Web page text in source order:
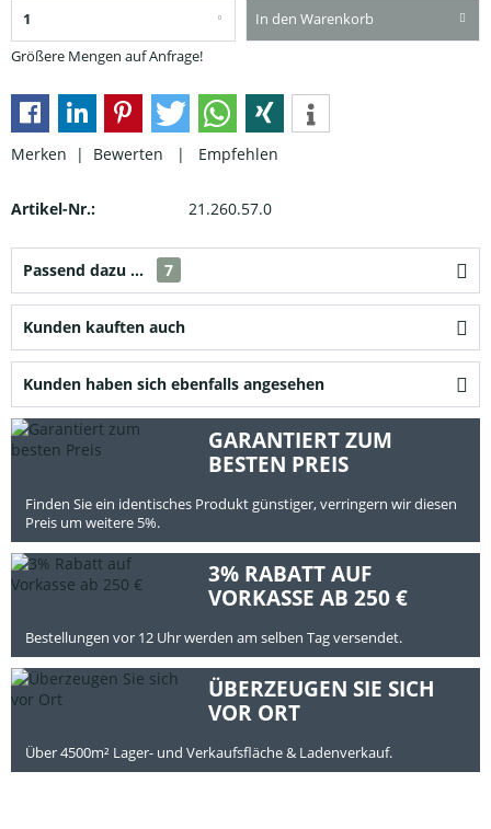
Größere Mengen auf Anfrage!
In den Warenkorb
Merken | Bewerten | Empfehlen
Artikel-Nr.: 21.260.57.0
Passend dazu ... 7
Kunden kauften auch
Kunden haben sich ebenfalls angesehen
GARANTIERT ZUM
BESTEN PREIS
Finden Sie ein identisches Produkt günstiger, verringern wir diesen
Preis um weitere 5%.
3% RABATT AUF
VORKASSE AB 250 €
Bestellungen vor 12 Uhr werden am selben Tag versendet.
ÜBERZEUGEN SIE SICH
VOR ORT
Über 4500m² Lager- und Verkaufsfläche & Ladenverkauf.